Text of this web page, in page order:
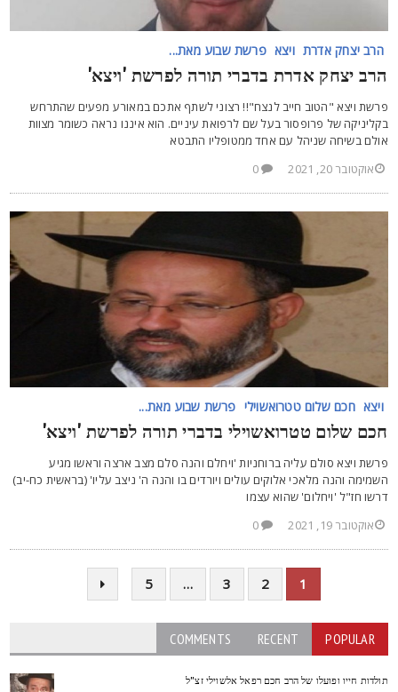
הרב יצחק אדרת ויצא פרשת שבוע מאת...
יצחק אדרת בדברי תורה לפרשת 'ויצא'
ויצא "הטוב חייב לנצח"!! רצוני לשתף אתכם במאורע מפעים שהתרחש
של פרופסור בעל שם לרפואת עיניים. הוא איננו נראה כשומר מצוות
בשיחה שניהל עם אחד ממטופליו התבטא
אוקטובר 20, 2021
0
ויצא חכם שלום טטרואשוילי פרשת שבוע מאת...
שלום טטרואשוילי בדברי תורה לפרשת 'ויצא'
ויצא סולם עליה ברוחניות 'ויחלם והנה סלם מצב ארצה וראשו מגיע
והנה מלאכי אלוקים עולים ויורדים בו והנה ה' ניצב עליו' (בראשית כח-יב)
חז"ל 'ויחלום' שהוא עצמו
אוקטובר 19, 2021
0
POPULAR
RECENT
COMMENTS
חייו ופועלו של הרב חכם רפאל אלשוילי זצ"ל